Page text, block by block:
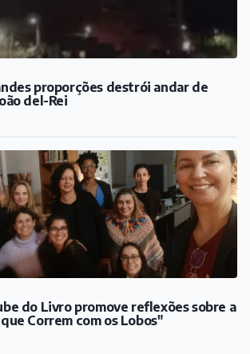
proporções destrói andar de
del-Rei
do Livro promove reflexões sobre a
Correm com os Lobos"